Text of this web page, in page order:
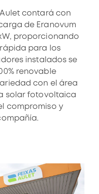
contará con
de Eranovum
proporcionando
para los
instalados se
renovable
con el área
solar fotovoltaica
compromiso y